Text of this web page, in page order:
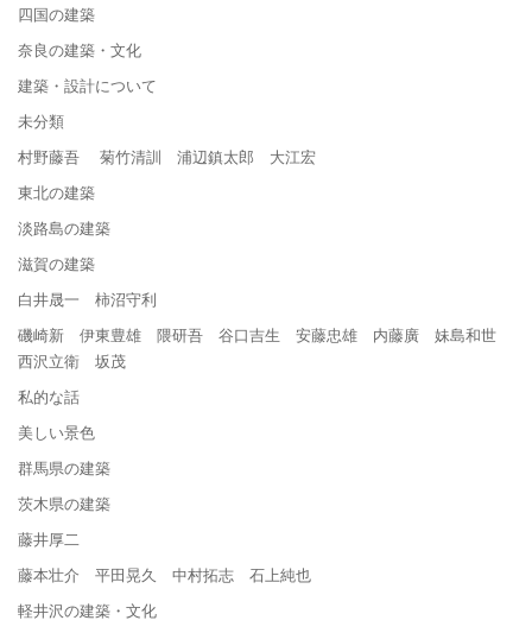
四国の建築
奈良の建築・文化
建築・設計について
未分類
村野藤吾 菊竹清訓 浦辺鎮太郎 大江宏
東北の建築
淡路島の建築
滋賀の建築
白井晟一 柿沼守利
磯崎新 伊東豊雄 隈研吾 谷口吉生 安藤忠雄 内藤廣 妹島和世
西沢立衛 坂茂
私的な話
美しい景色
群馬県の建築
茨木県の建築
藤井厚二
藤本壮介 平田晃久 中村拓志 石上純也
軽井沢の建築・文化